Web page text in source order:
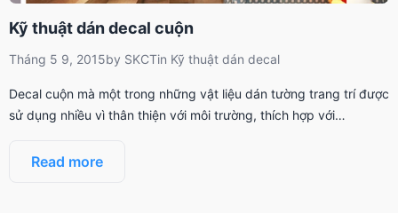
Kỹ thuật dán decal cuộn
Tháng 5 9, 2015by SKCTin Kỹ thuật dán decal
Decal cuộn mà một trong những vật liệu dán tường trang trí được
sử dụng nhiều vì thân thiện với môi trường, thích hợp với…
Read more